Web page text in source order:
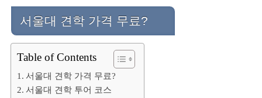
서울대 견학 가격 무료?
Table of Contents
서울대 견학 가격 무료?
서울대 견학 투어 코스